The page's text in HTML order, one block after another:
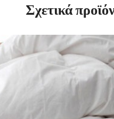
Σχετικά